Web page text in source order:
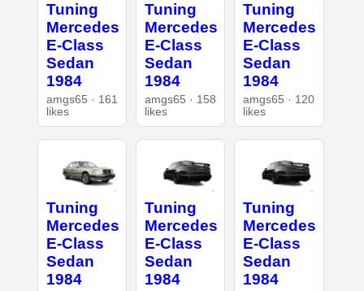
Tuning
Mercedes
E-Class
Sedan
1984
amgs65 · 161
likes
Tuning
Mercedes
E-Class
Sedan
1984
amgs65 · 158
likes
Tuning
Mercedes
E-Class
Sedan
1984
amgs65 · 120
likes
Tuning
Mercedes
E-Class
Sedan
1984
Tuning
Mercedes
E-Class
Sedan
1984
Tuning
Mercedes
E-Class
Sedan
1984